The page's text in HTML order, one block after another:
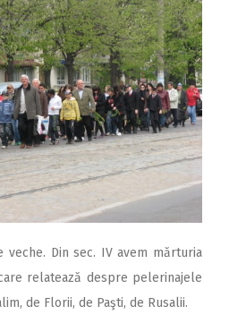
veche. Din sec. IV avem mărturia
relatează despre pelerinajele
de Florii, de Paşti, de Rusalii.